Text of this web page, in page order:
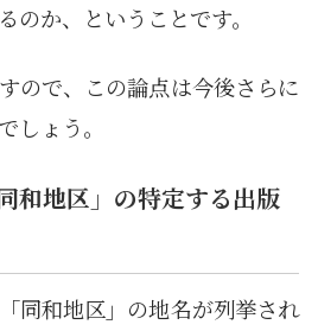
のか、ということです。
ので、この論点は今後さらに
しょう。
和地区」の特定する出版
同和地区」の地名が列挙され